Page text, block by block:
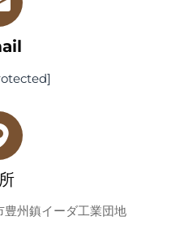
州鎮イーダ工業団地